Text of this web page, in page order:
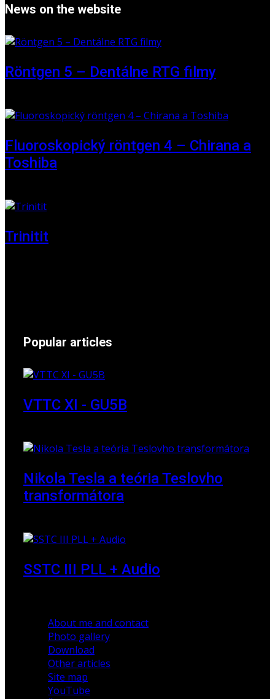
News on the website
Röntgen 5 – Dentálne RTG filmy
Fluoroskopický röntgen 4 – Chirana a
Toshiba
Trinitit
Popular articles
VTTC XI - GU5B
Nikola Tesla a teória Teslovho
transformátora
SSTC III PLL + Audio
About me and contact
Photo gallery
Download
Other articles
Site map
YouTube